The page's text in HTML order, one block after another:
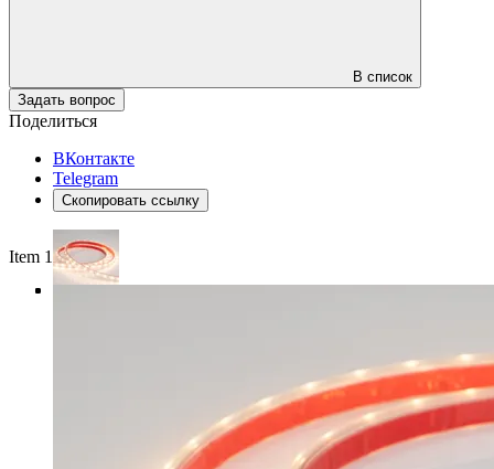
В список
Задать вопрос
Поделиться
ВКонтакте
Telegram
Скопировать ссылку
Item 1 of 4